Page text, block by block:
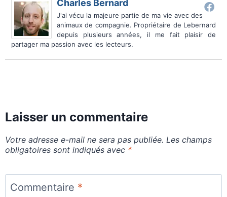
Charles Bernard
J'ai vécu la majeure partie de ma vie avec des
animaux de compagnie. Propriétaire de Lebernard
depuis plusieurs années, il me fait plaisir de
partager ma passion avec les lecteurs.
Laisser un commentaire
Votre adresse e-mail ne sera pas publiée. Les champs
obligatoires sont indiqués avec *
Commentaire *